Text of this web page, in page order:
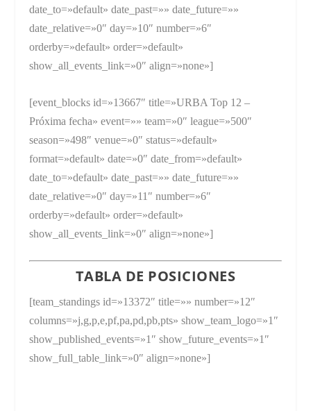
date_to=»default» date_past=»» date_future=»»
date_relative=»0″ day=»10″ number=»6″
orderby=»default» order=»default»
show_all_events_link=»0″ align=»none»]
[event_blocks id=»13667″ title=»URBA Top 12 –
Próxima fecha» event=»» team=»0″ league=»500″
season=»498″ venue=»0″ status=»default»
format=»default» date=»0″ date_from=»default»
date_to=»default» date_past=»» date_future=»»
date_relative=»0″ day=»11″ number=»6″
orderby=»default» order=»default»
show_all_events_link=»0″ align=»none»]
TABLA DE POSICIONES
[team_standings id=»13372″ title=»» number=»12″
columns=»j,g,p,e,pf,pa,pd,pb,pts» show_team_logo=»1″
show_published_events=»1″ show_future_events=»1″
show_full_table_link=»0″ align=»none»]